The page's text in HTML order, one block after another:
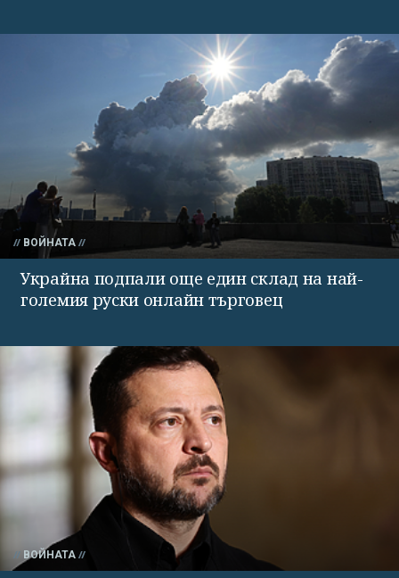
ВОЙНАТА
Украйна подпали още един склад на най-
големия руски онлайн търговец
ВОЙНАТА